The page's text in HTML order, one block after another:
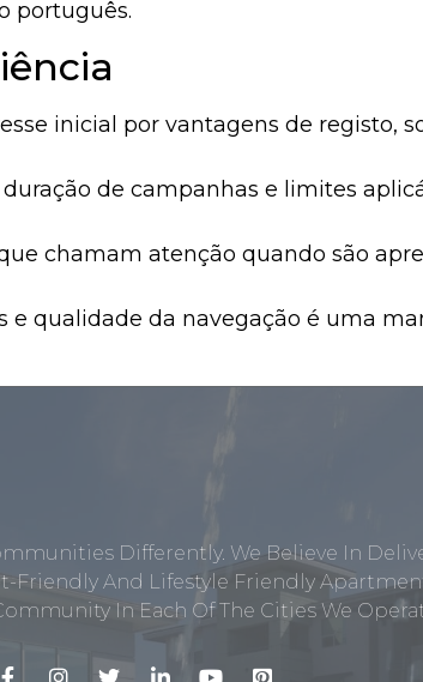
português.
inicial por vantagens de registo,
de campanhas e limites
chamam atenção quando são
e qualidade da navegação é uma
Differently. We Believe In
Friendly And Lifestyle Friendly
In Each Of The Cities We